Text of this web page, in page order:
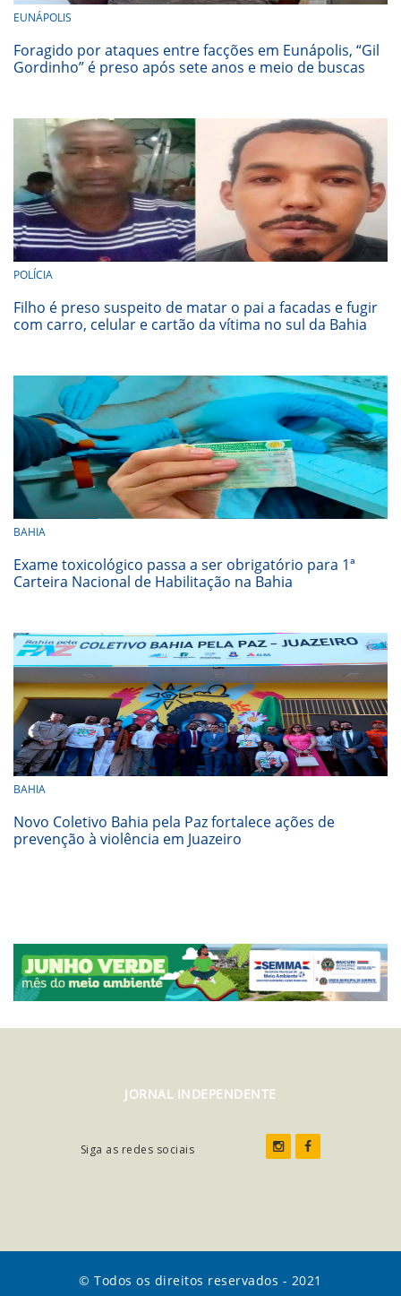
EUNÁPOLIS
Foragido por ataques entre facções em Eunápolis, “Gil
Gordinho” é preso após sete anos e meio de buscas
POLÍCIA
Filho é preso suspeito de matar o pai a facadas e fugir
com carro, celular e cartão da vítima no sul da Bahia
BAHIA
Exame toxicológico passa a ser obrigatório para 1ª
Carteira Nacional de Habilitação na Bahia
BAHIA
Novo Coletivo Bahia pela Paz fortalece ações de
prevenção à violência em Juazeiro
JORNAL INDEPENDENTE
Siga as redes sociais
© Todos os direitos reservados - 2021